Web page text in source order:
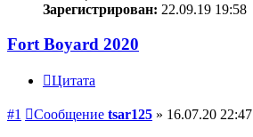
Зарегистрирован: 22.09.19 19:58
Fort Boyard 2020
Цитата
#1 Сообщение tsar125 » 16.07.20 22:47